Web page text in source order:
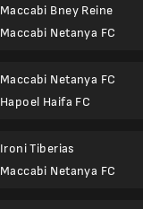
Maccabi Bney Reine
Maccabi Netanya FC
Maccabi Netanya FC
Hapoel Haifa FC
Ironi Tiberias
Maccabi Netanya FC